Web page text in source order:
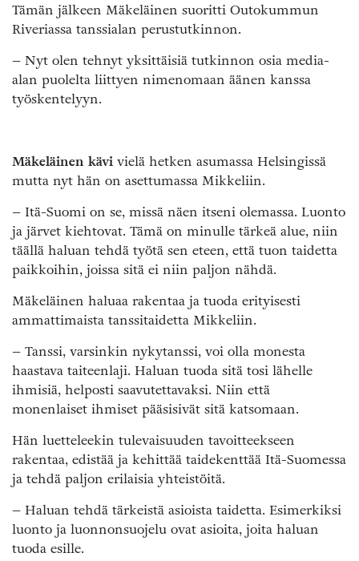
Tämän jälkeen Mäkeläinen suoritti Outokummun
Riveriassa tanssialan perustutkinnon.
– Nyt olen tehnyt yksittäisiä tutkinnon osia media-
alan puolelta liittyen nimenomaan äänen kanssa
työskentelyyn.
Mäkeläinen kävi vielä hetken asumassa Helsingissä
mutta nyt hän on asettumassa Mikkeliin.
– Itä-Suomi on se, missä näen itseni olemassa. Luonto
ja järvet kiehtovat. Tämä on minulle tärkeä alue, niin
täällä haluan tehdä työtä sen eteen, että tuon taidetta
paikkoihin, joissa sitä ei niin paljon nähdä.
Mäkeläinen haluaa rakentaa ja tuoda erityisesti
ammattimaista tanssitaidetta Mikkeliin.
– Tanssi, varsinkin nykytanssi, voi olla monesta
haastava taiteenlaji. Haluan tuoda sitä tosi lähelle
ihmisiä, helposti saavutettavaksi. Niin että
monenlaiset ihmiset pääsisivät sitä katsomaan.
Hän luetteleekin tulevaisuuden tavoitteekseen
rakentaa, edistää ja kehittää taidekenttää Itä-Suomessa
ja tehdä paljon erilaisia yhteistöitä.
– Haluan tehdä tärkeistä asioista taidetta. Esimerkiksi
luonto ja luonnonsuojelu ovat asioita, joita haluan
tuoda esille.